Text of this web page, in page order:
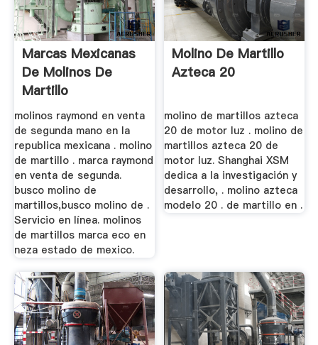
Marcas Mexicanas
De Molinos De
Martillo
molinos raymond en venta
de segunda mano en la
republica mexicana . molino
de martillo . marca raymond
en venta de segunda.
busco molino de
martillos,busco molino de .
Servicio en línea. molinos
de martillos marca eco en
neza estado de mexico.
Molino De Martillo
Azteca 20
molino de martillos azteca
20 de motor luz . molino de
martillos azteca 20 de
motor luz. Shanghai XSM
dedica a la investigación y
desarrollo, . molino azteca
modelo 20 . de martillo en .